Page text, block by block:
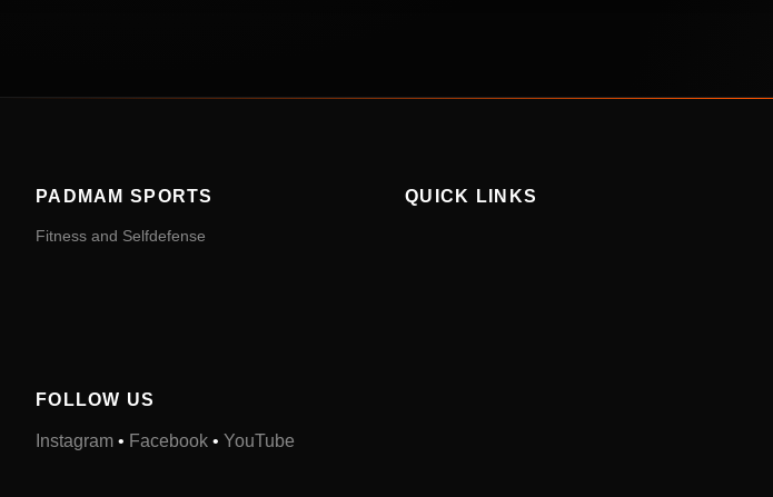
PADMAM SPORTS
Fitness and Selfdefense
QUICK LINKS
FOLLOW US
Instagram • Facebook • YouTube